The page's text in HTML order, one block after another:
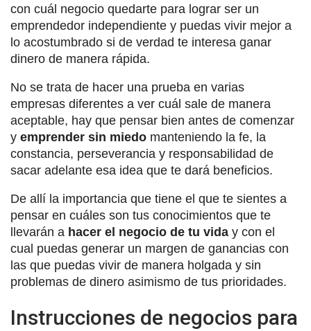
con cuál negocio quedarte para lograr ser un
emprendedor independiente y puedas vivir mejor a
lo acostumbrado si de verdad te interesa ganar
dinero de manera rápida.
No se trata de hacer una prueba en varias
empresas diferentes a ver cuál sale de manera
aceptable, hay que pensar bien antes de comenzar
y emprender sin miedo manteniendo la fe, la
constancia, perseverancia y responsabilidad de
sacar adelante esa idea que te dará beneficios.
De allí la importancia que tiene el que te sientes a
pensar en cuáles son tus conocimientos que te
llevarán a hacer el negocio de tu vida y con el
cual puedas generar un margen de ganancias con
las que puedas vivir de manera holgada y sin
problemas de dinero asimismo de tus prioridades.
Instrucciones de negocios para